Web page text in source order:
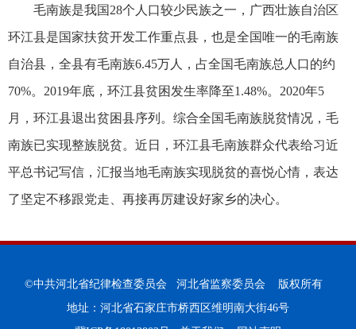
毛南族是我国28个人口较少民族之一，广西壮族自治区
环江县是国家扶贫开发工作重点县，也是全国唯一的毛南族
自治县，全县有毛南族6.45万人，占全国毛南族总人口的约
70%。2019年底，环江县贫困发生率降至1.48%。2020年5
月，环江县退出贫困县序列。综合全国毛南族脱贫情况，毛
南族已实现整族脱贫。近日，环江县毛南族群众代表给习近
平总书记写信，汇报当地毛南族实现脱贫的喜悦心情，表达
了坚定不移跟党走、再接再厉建设好家乡的决心。
©中共河北省纪律检查委员会 河北省监察委员会 版权所有
地址：河北省石家庄市桥西区维明南大街46号